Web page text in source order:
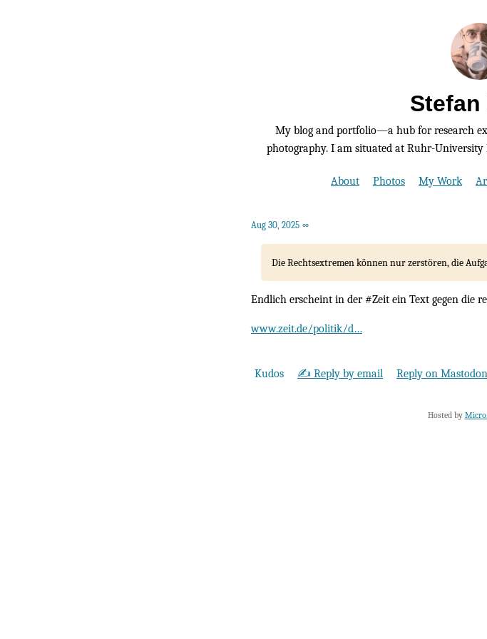
Stefan
My blog and portfolio—a hub for research
photography. I am situated at Ruhr-University
About Photos My Work
Aug 30, 2025 ∞
Die Rechtsextremen können nur zerstören, die
Endlich erscheint in der #Zeit ein Text gegen die
www.zeit.de/politik/d…
Kudos ✍️ Reply by email Reply on Mastodon
Hosted by